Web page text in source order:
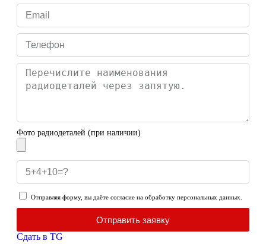
Фото радиодеталей (при наличии)
Отправляя форму, вы даёте согласие на обработку персональных данных.
Отправить заявку
Сдать в TG